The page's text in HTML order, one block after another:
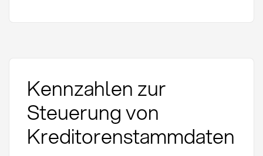
Kennzahlen zur
Steuerung von
Kreditorenstammdaten